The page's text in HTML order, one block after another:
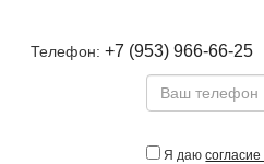
Телефон: +7 (953) 966-66-25
Я даю